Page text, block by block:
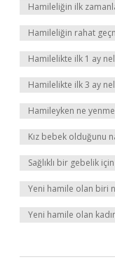
Hamileliğin ilk
Hamileliğin rahat
Hamilelikte ilk 1 ay
Hamilelikte ilk 3 ay
Hamileyken ne
Kız bebek olduğunu
Sağlıklı bir gebelik
Yeni hamile olan biri
Yeni hamile olan